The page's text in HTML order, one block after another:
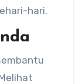
hari.